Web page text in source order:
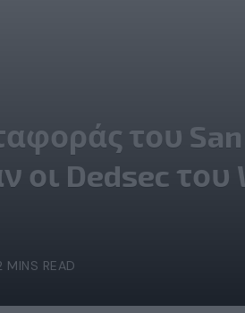
του San
οι Dedsec του
MINS READ